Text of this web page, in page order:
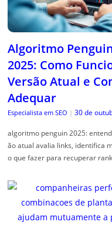
Algoritmo
2025: Como
Versão Atual e
Adequar
Especialista em SEO | 30 de
algoritmo penguin 2025:
ão atual avalia links, identifica
o que fazer para recuperar